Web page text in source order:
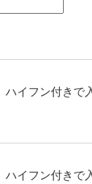
ハイフン付きで
ハイフン付きで